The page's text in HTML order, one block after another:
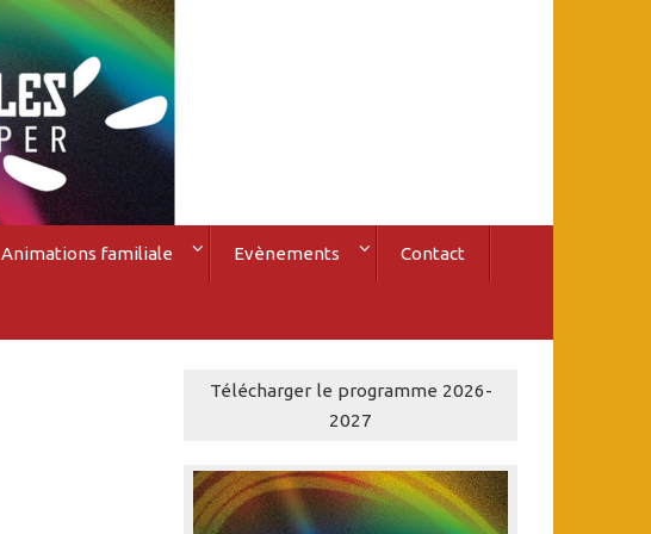
Animations familiale Evènements Contact
Télécharger le programme 2026-
2027